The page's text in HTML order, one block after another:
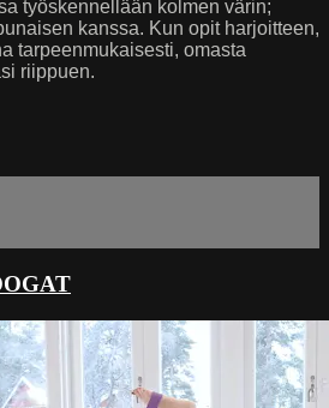
työskennellään kolmen värin;
kanssa. Kun opit harjoitteen,
tarpeenmukaisesti, omasta
riippuen.